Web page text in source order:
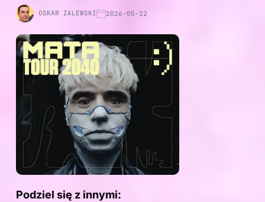
OSKAR ZALEWSKI 2026-05-22
Podziel się z innymi: